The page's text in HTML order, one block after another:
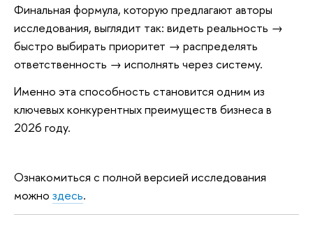
Финальная формула, которую предлагают авторы
исследования, выглядит так: видеть реальность →
быстро выбирать приоритет → распределять
ответственность → исполнять через систему.
Именно эта способность становится одним из
ключевых конкурентных преимуществ бизнеса в
2026 году.
Ознакомиться с полной версией исследования
можно здесь.